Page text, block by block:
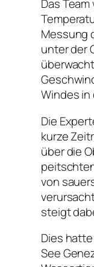
Das
Messung
unter der
Windes in
Die
kurze
über die
von
steigt
Dies
See